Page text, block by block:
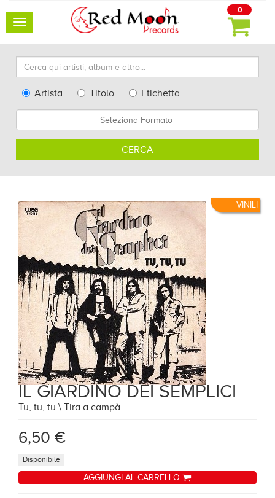
Toggle
0
Cerca
qui
artisti,
altro...
TypeArtista Titolo
Etichetta
CERCA
VINILI
IL GIARDINO DEI SEMPLICI
Tu, tu, tu \ Tira a campà
6,50 €
Disponibile
AGGIUNGI AL CARRELLO